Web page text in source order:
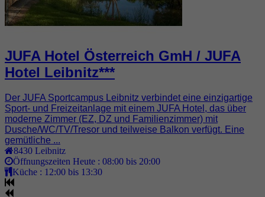
JUFA Hotel Österreich GmH / JUFA
Hotel Leibnitz***
Der JUFA Sportcampus Leibnitz verbindet eine einzigartige
Sport- und Freizeitanlage mit einem JUFA Hotel, das über
moderne Zimmer (EZ, DZ und Familienzimmer) mit
Dusche/WC/TV/Tresor und teilweise Balkon verfügt. Eine
gemütliche ...
8430 Leibnitz
Öffnungszeiten Heute : 08:00 bis 20:00
Küche : 12:00 bis 13:30